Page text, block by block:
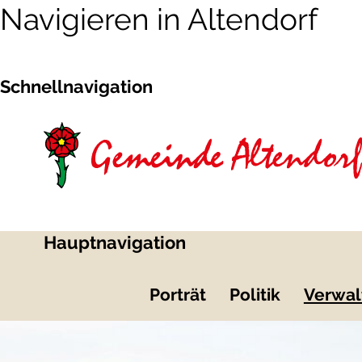
Navigieren in Altendorf
Schnellnavigation
Hauptnavigation
Porträt Politik